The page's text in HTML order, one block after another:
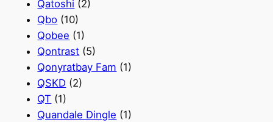
Qatoshi (2)
Qbo (10)
Qobee (1)
Qontrast (5)
Qonyratbay Fam (1)
QSKD (2)
QT (1)
Quandale Dingle (1)